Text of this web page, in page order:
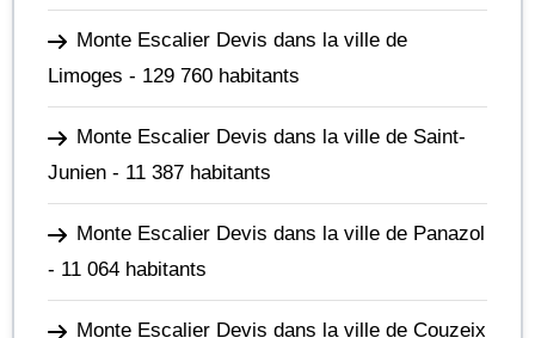
Monte Escalier Devis dans la ville de
Limoges - 129 760 habitants
Monte Escalier Devis dans la ville de Saint-
Junien - 11 387 habitants
Monte Escalier Devis dans la ville de Panazol
- 11 064 habitants
Monte Escalier Devis dans la ville de Couzeix